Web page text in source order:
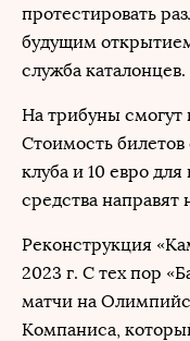
протестировать
будущим
служба каталонцев.
На трибуны смогут
Стоимость билетов
клуба и 10 евро
средства направят
Реконструкция
2023 г. С тех пор
матчи на
Компаниса,